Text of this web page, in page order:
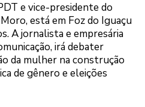
e vice-presidente do
está em Foz do Iguaçu
A jornalista e empresária
irá debater
da mulher na construção
de gênero e eleições